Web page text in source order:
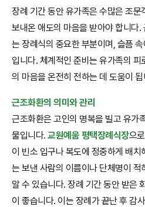
장례 기간 동안 유가족은 수많은 조문
보내온 애도의 마음을 받아야 합니다.
는 장례식의 중요한 부분이며, 슬픔
입니다. 체계적인 준비는 유가족의
의 마음을 온전히 전하는 데 도움이
근조화환의 의미와 관리
근조화환은 고인의 명복을 빌고 유가
물입니다.교원예움 평택장례식장으
이 빈소 입구나 복도에 정중하게 배
는 보낸 사람의 이름이나 단체명이 적
알 수 있습니다. 장례 기간 동안 받은
이 좋습니다. 이는 장례가 끝난 후 감